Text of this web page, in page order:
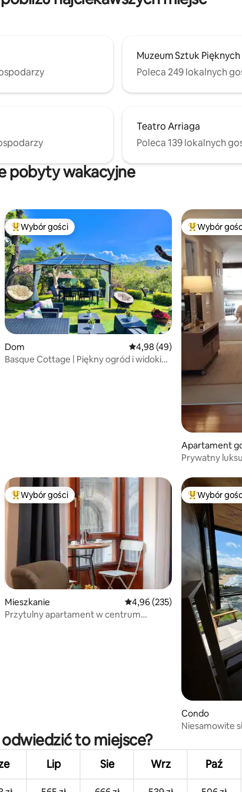
Muzeum Sztuk
Poleca 249 lokalnych
Teatro Arriaga
Poleca 139 lokalnych
pobyty wakacyjne
4,91 na 5, liczba recenzji: 58
Najpopularniejsze z kategorii Wybór gości
Wybór gości
Dom Średnia ocena: 4,98 na 5,
4,98 (49)
Basque Cottage | Piękny ogród i widoki
Wybór
Apartament
Prywatny
4,94 na 5, liczba recenzji: 77
Najpopularniejsze z kategorii Wybór gości
Wybór gości
Mieszkanie Średnia ocena: 4,96 na 5,
4,96 (235)
Przytulny apartament w centrum
Wybór
Condo
Niesamowite
to miejsce?
Lip Sie Wrz Paź